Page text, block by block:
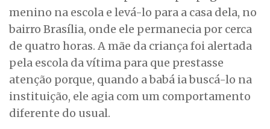
menino na escola e levá-lo para a casa dela, no
bairro Brasília, onde ele permanecia por cerca
de quatro horas. A mãe da criança foi alertada
pela escola da vítima para que prestasse
atenção porque, quando a babá ia buscá-lo na
instituição, ele agia com um comportamento
diferente do usual.